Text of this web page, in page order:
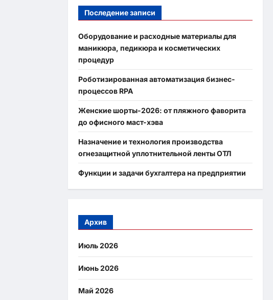
Последение записи
Оборудование и расходные материалы для
маникюра, педикюра и косметических
процедур
Роботизированная автоматизация бизнес-
процессов RPA
Женские шорты-2026: от пляжного фаворита
до офисного маст-хэва
Назначение и технология производства
огнезащитной уплотнительной ленты ОТЛ
Функции и задачи бухгалтера на предприятии
Архив
Июль 2026
Июнь 2026
Май 2026